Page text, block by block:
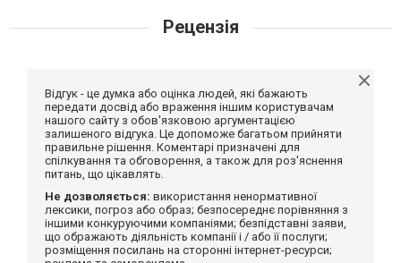
Рецензія
Відгук - це думка або оцінка людей, які бажають
передати досвід або враження іншим користувачам
нашого сайту з обов'язковою аргументацією
залишеного відгука. Це допоможе багатьом прийняти
правильне рішення. Коментарі призначені для
спілкування та обговорення, а також для роз'яснення
питань, що цікавлять.
Не дозволяється: використання ненормативної
лексики, погроз або образ; безпосереднє порівняння з
іншими конкуруючими компаніями; безпідставні заяви,
що ображають діяльність компанії і / або її послуги;
розміщення посилань на сторонні інтернет-ресурси;